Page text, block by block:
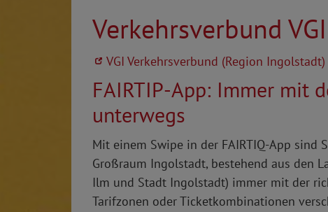
Verkehrsverbund VGI
VGI Verkehrsverbund (Region Ingolstadt)
FAIRTIP-App: Immer mit
unterwegs
Mit einem Swipe in der FAIRTIQ-App sind
Großraum Ingolstadt, bestehend aus den
Ilm und Stadt Ingolstadt) immer mit der
Tarifzonen oder Ticketkombinationen